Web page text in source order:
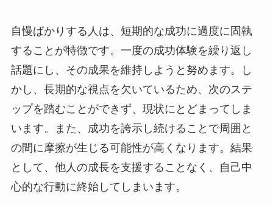
自慢ばかりする人は、短期的な成功に過度に固執
することが特徴です。一度の成功体験を繰り返し
話題にし、その成果を維持しようと努めます。し
かし、長期的な視点を欠いているため、次のステ
ップを踏むことができず、現状にとどまってしま
います。また、成功を誇示し続けることで周囲と
の間に摩擦が生じる可能性が高くなります。結果
として、他人の成長を支援することなく、自己中
心的な行動に終始してしまいます。